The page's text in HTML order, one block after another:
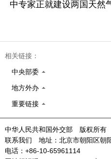
中专家正就建设两国天然
相关链接：
中央部委
地方外办
重要链接
中华人民共和国外交部 版权所有
联系我们 地址：北京市朝阳区
电话：+86-10-65961114